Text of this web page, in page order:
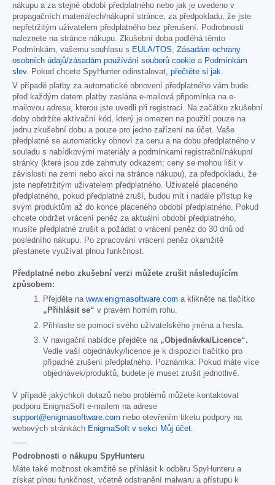
nákupu a za stejné období předplatného nebo jak je uvedeno v
propagačních materiálech/nákupní stránce, za předpokladu, že jste
nepřetržitým uživatelem předplatného bez přerušení. Podrobnosti
naleznete na stránce nákupu. Zkušební doba podléhá těmto
Podmínkám, vašemu souhlasu s EULA/TOS, Zásadám ochrany
osobních údajů/zásadám používání souborů cookie a Podmínkám
slev. Pokud chcete SpyHunter odinstalovat, přečtěte si jak.
V případě platby za automatické obnovení předplatného vám bude
před každým datem platby zaslána e-mailová připomínka na e-
mailovou adresu, kterou jste uvedli při registraci. Na začátku zkušební
doby obdržíte aktivační kód, který je omezen na použití pouze na
jednu zkušební dobu a pouze pro jedno zařízení na účet. Vaše
předplatné se automaticky obnoví za cenu a na dobu předplatného v
souladu s nabídkovými materiály a podmínkami registrační/nákupní
stránky (které jsou zde zahrnuty odkazem; ceny se mohou lišit v
závislosti na zemi nebo akci na stránce nákupu), za předpokladu, že
jste nepřetržitým uživatelem předplatného. Uživatelé placeného
předplatného, pokud předplatné zruší, budou mít i nadále přístup ke
svým produktům až do konce placeného období předplatného. Pokud
chcete obdržet vrácení peněz za aktuální období předplatného,
musíte předplatné zrušit a požádat o vrácení peněz do 30 dnů od
posledního nákupu. Po zpracování vrácení peněz okamžitě
přestanete využívat plnou funkčnost.
Předplatné nebo zkušební verzi můžete zrušit následujícím
způsobem:
Přejděte na www.enigmasoftware.com a klikněte na tlačítko
„Přihlásit se“ v pravém horním rohu.
Přihlaste se pomocí svého uživatelského jména a hesla.
V navigační nabídce přejděte na „Objednávka/Licence“.
Vedle vaší objednávky/licence je k dispozici tlačítko pro
případné zrušení předplatného. Poznámka: Pokud máte více
objednávek/produktů, budete je muset zrušit jednotlivě.
V případě jakýchkoli dotazů nebo problémů můžete kontaktovat
podporu EnigmaSoft e-mailem na adrese
support@enigmasoftware.com nebo otevřením tiketu podpory na
webových stránkách EnigmaSoft v sekci Můj účet
------
Podrobnosti o nákupu SpyHunteru
Máte také možnost okamžitě se přihlásit k odběru SpyHunteru a
získat plnou funkčnost, včetně odstranění malwaru a přístupu k